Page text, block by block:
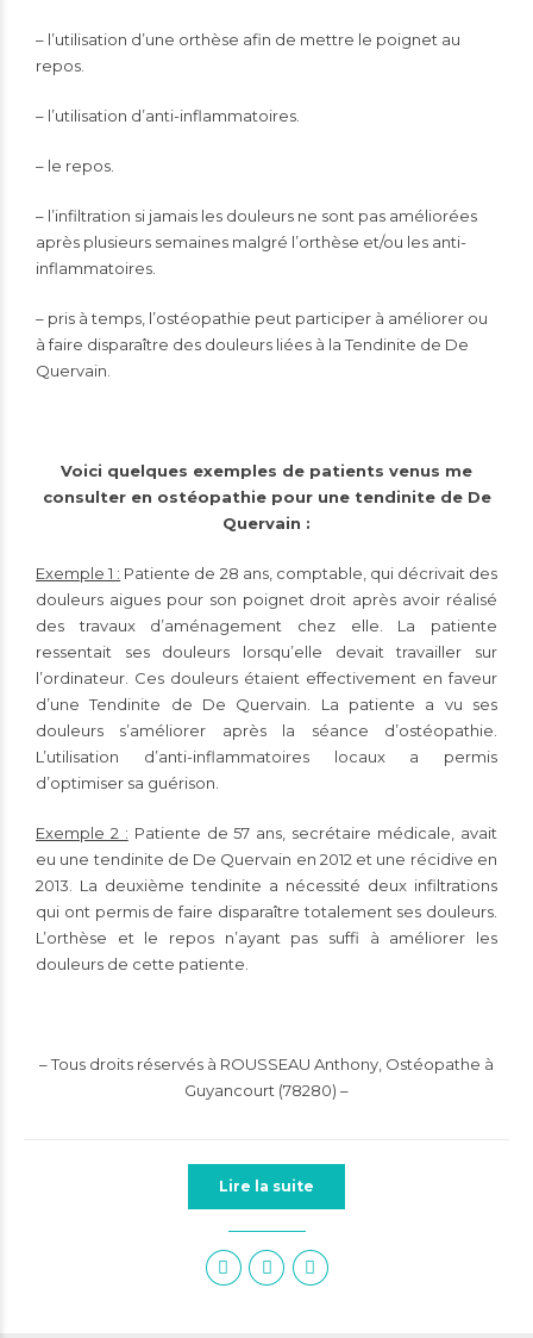
– l’utilisation d’une orthèse afin de mettre le poignet au
repos.
– l’utilisation d’anti-inflammatoires.
– le repos.
– l’infiltration si jamais les douleurs ne sont pas améliorées
après plusieurs semaines malgré l’orthèse et/ou les anti-
inflammatoires.
– pris à temps, l’ostéopathie peut participer à améliorer ou
à faire disparaître des douleurs liées à la Tendinite de De
Quervain.
Voici quelques exemples de patients venus me
consulter en ostéopathie pour une tendinite de De
Quervain :
Exemple 1 : Patiente de 28 ans, comptable, qui décrivait des
douleurs aigues pour son poignet droit après avoir réalisé
des travaux d’aménagement chez elle. La patiente
ressentait ses douleurs lorsqu’elle devait travailler sur
l’ordinateur. Ces douleurs étaient effectivement en faveur
d’une Tendinite de De Quervain. La patiente a vu ses
douleurs s’améliorer après la séance d’ostéopathie.
L’utilisation d’anti-inflammatoires locaux a permis
d’optimiser sa guérison.
Exemple 2 : Patiente de 57 ans, secrétaire médicale, avait
eu une tendinite de De Quervain en 2012 et une récidive en
2013. La deuxième tendinite a nécessité deux infiltrations
qui ont permis de faire disparaître totalement ses douleurs.
L’orthèse et le repos n’ayant pas suffi à améliorer les
douleurs de cette patiente.
– Tous droits réservés à ROUSSEAU Anthony, Ostéopathe à
Guyancourt (78280) –
Lire la suite